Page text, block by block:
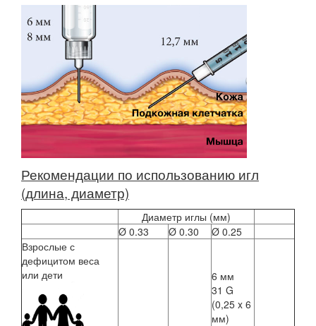
Рекомендации по использованию игл
(длина, диаметр)
Диаметр иглы (мм)
Ø 0.33
Ø 0.30
Ø 0.25
Взрослые с
дефицитом веса
или дети
6 мм
31 G
(0,25 x 6
мм)